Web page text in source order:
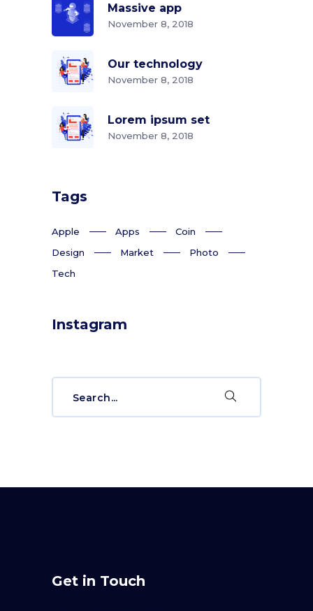
Massive app
November 8, 2018
Our technology
November 8, 2018
Lorem ipsum set
November 8, 2018
Tags
Apple Apps
Coin
Design
Market
Photo
Tech
Instagram
Get in Touch